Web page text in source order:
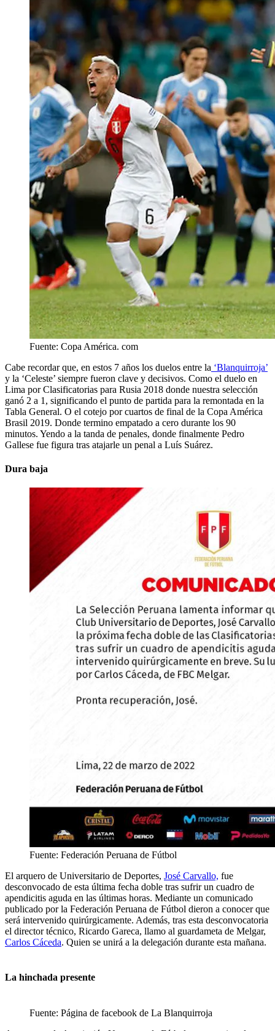
Fuente: Copa América. com
Cabe recordar que, en estos 7 años los duelos entre la ‘Blanquirroja’
y la ‘Celeste’ siempre fueron clave y decisivos. Como el duelo en
Lima por Clasificatorias para Rusia 2018 donde nuestra selección
ganó 2 a 1, significando el punto de partida para la remontada en la
Tabla General. O el cotejo por cuartos de final de la Copa América
Brasil 2019. Donde termino empatado a cero durante los 90
minutos. Yendo a la tanda de penales, donde finalmente Pedro
Gallese fue figura tras atajarle un penal a Luís Suárez.
Dura baja
Fuente: Federación Peruana de Fútbol
El arquero de Universitario de Deportes, José Carvallo, fue
desconvocado de esta última fecha doble tras sufrir un cuadro de
apendicitis aguda en las últimas horas. Mediante un comunicado
publicado por la Federación Peruana de Fútbol dieron a conocer que
será intervenido quirúrgicamente. Además, tras esta desconvocatoria
el director técnico, Ricardo Gareca, llamo al guardameta de Melgar,
Carlos Cáceda. Quien se unirá a la delegación durante esta mañana.
La hinchada presente
Fuente: Página de facebook de La Blanquirroja